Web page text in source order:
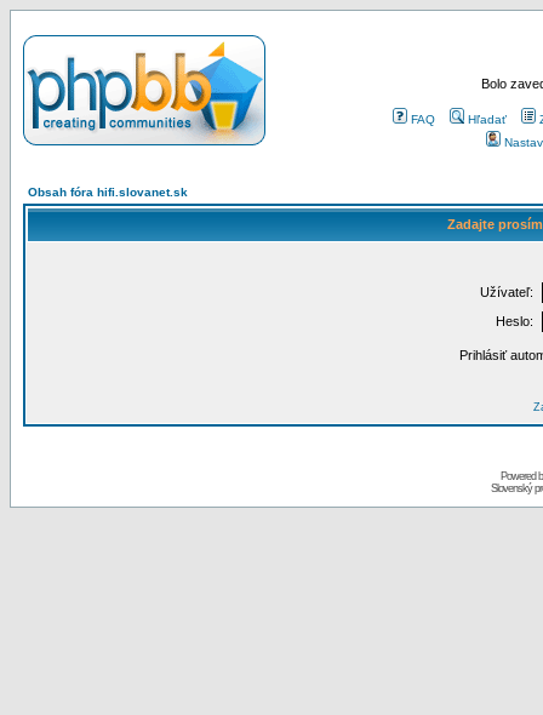
Bolo
FAQ Hľadať
Obsah fóra hifi.slovanet.sk
Zadajte
Užívateľ:
Heslo:
Prihlásiť
Powered
Slovenský